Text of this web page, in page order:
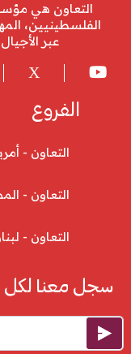
التعاون هي
الفلسطينيين،
عبر
الفروع
التعاون -
التعاون -
التعاون -
سجل معنا لكل
Your Email Address